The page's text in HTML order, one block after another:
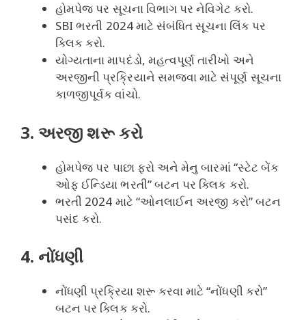
હોમપેજ પર સૂચના વિભાગ પર નેવિગેટ કરો.
SBI ભરતી 2024 માટે સંબંધિત સૂચના લિંક પર
ક્લિક કરો.
યોગ્યતાના માપદંડો, મહત્વપૂર્ણ તારીખો અને
અરજીની પ્રક્રિયાને સમજવા માટે સંપૂર્ણ સૂચના
કાળજીપૂર્વક વાંચો.
3. અરજી શરૂ કરો
હોમપેજ પર પાછા ફરો અને મેનુ બારમાં “સ્ટેટ બેંક
ઓફ ઈન્ડિયા ભરતી” બટન પર ક્લિક કરો.
ભરતી 2024 માટે “ઓનલાઈન અરજી કરો” બટન
પસંદ કરો.
4. નોંધણી
નોંધણી પ્રક્રિયા શરૂ કરવા માટે “નોંધણી કરો”
બટન પર ક્લિક કરો.